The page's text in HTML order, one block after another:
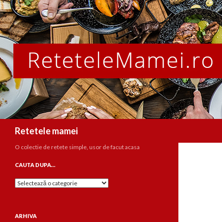
Retetele mamei
O colectie de retete simple, usor de facut acasa
CAUTA DUPA…
Cauta
ARHIVA